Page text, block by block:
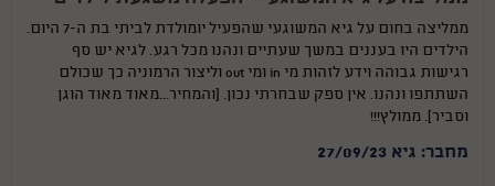
ממליצה בחום על גיא המשוגעי שהפעיל יומולדת לביתי בת ה-7 היום.
הילדים היו בעננים במשך שעתיים ונהנו מכל רגע. לגיא יש סף
רגישות גבוהה וידע לזהות מי in ומי out וליצור הרמוניה כך שכולם
השתתפו ונהנו. אין ספק שבחרתי נכון. (והמחיר...מאוד מאוד הוגן
וסביר). ממולץ!!!
מחבר: גיא 27/09/23